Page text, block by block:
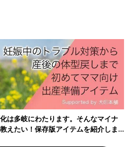
は多岐にわたります。そんなマイナ
えたい！保存版アイテムを紹介しま